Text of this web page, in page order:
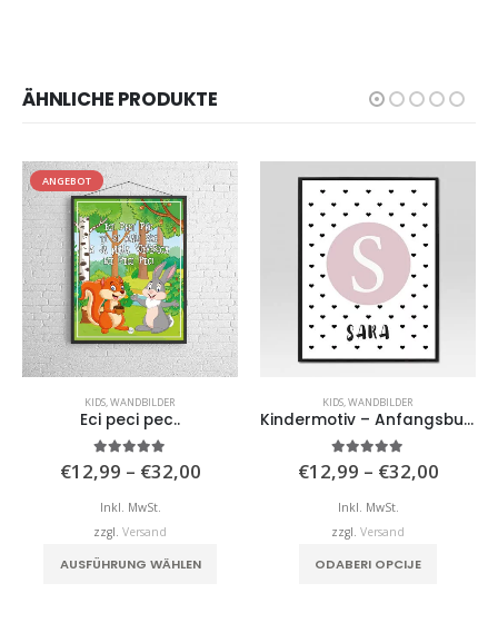
ÄHNLICHE PRODUKTE
ANGEBOT
KIDS,WANDBILDER
Eci peci pec..
5.00 von 5
€12,99 – €32,00Preisspanne:
Inkl. MwSt.
zzgl. Versand
AUSFÜHRUNG WÄHLEN
KIDS,WANDBILDER
Kindermotiv – Anfangsbuchstabe und Name
5.00 von 5
€12,99 – €32,00
Inkl. MwSt.
zzgl. Versand
ODABERI OPCIJE